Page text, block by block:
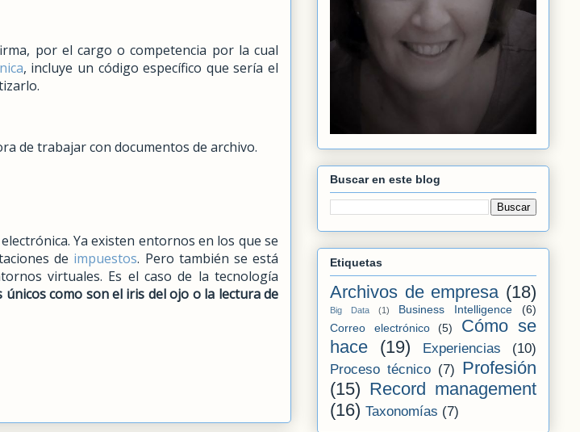
por el cargo o competencia por la cual
, incluye un código específico que sería el
de trabajar con documentos de archivo.
Ya existen entornos en los que se
de impuestos. Pero también se está
virtuales. Es el caso de la tecnología
únicos como son el iris del ojo o la lectura de
Buscar en este blog
Etiquetas
Archivos de empresa (18)
Big Data (1) Business Intelligence
(6)
Correo electrónico
(5)
Cómo se
hace
(19) Experiencias
(10)
Proceso técnico (7) Profesión
(15) Record management
(16) Taxonomías (7)